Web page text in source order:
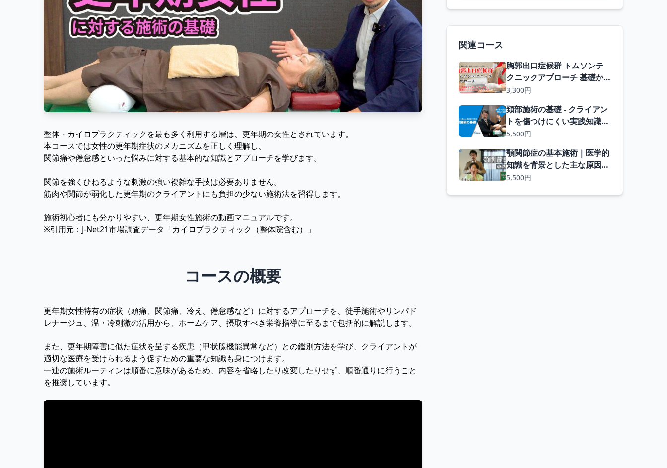
整体・カイロプラクティックを最も多く利用する層は、更年期の女性とされています。
本コースでは女性の更年期症状のメカニズムを正しく理解し、
関節痛や倦怠感といった悩みに対する基本的な知識とアプローチを学びます。
関節を強くひねるような刺激の強い複雑な手技は必要ありません。
筋肉や関節が弱化した更年期のクライアントにも負担の少ない施術法を習得します。
施術初心者にも分かりやすい、更年期女性施術の動画マニュアルです。
※引用元： J-Net21市場調査データ「カイロプラクティック（整体院含む）」
コースの概要
更年期女性特有の症状（頭痛、関節痛、冷え、倦怠感など）に対するアプローチを、徒手施術やリンパド
レナージュ、温・冷刺激の活用から、ホームケア、摂取すべき栄養指導に至るまで包括的に解説します。
また、更年期障害に似た症状を呈する疾患（甲状腺機能異常など）との鑑別方法を学び、クライアントが
適切な医療を受けられるよう促すための重要な知識も身につけます。
一連の施術ルーティンは順番に意味があるため、内容を省略したり改変したりせず、順番通りに行うこと
を推奨しています。
関連コース
胸郭出口症候群 トムソンテ
クニックアプローチ 基礎か
ら学ぶ症状別トムソンテクニ
3,300円
頚部施術の基礎 - クライアン
トを傷つけにくい実践知識
頚椎可動域の徒手筋膜リリー
5,500円
顎関節症の基本施術｜医学的
知識を背景とした主な原因と
施術法 エクササイズやホー
5,500円